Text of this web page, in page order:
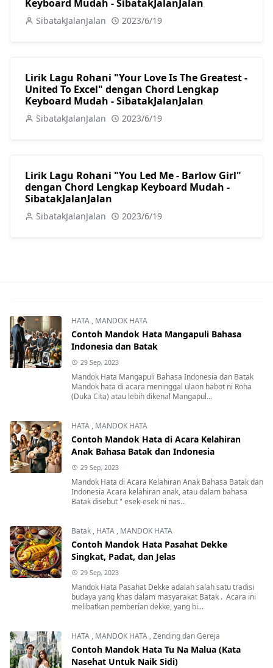
Keyboard Mudah - SibatakJalanJalan
SibatakJalanJalan 2023/6/19
Lirik Lagu Rohani "Your Love Is The Greatest -
United To Excel" dengan Chord Lengkap
Keyboard Mudah - SibatakJalanJalan
SibatakJalanJalan 2023/6/19
Lirik Lagu Rohani "You Led Me - Barlow Girl"
dengan Chord Lengkap Keyboard Mudah -
SibatakJalanJalan
SibatakJalanJalan 2023/6/19
HATA , MANDOK HATA
Contoh Mandok Hata Mangapuli Bahasa
Indonesia dan Batak
29 Sep, 2023
Mandok Hata Mangapuli Bahasa Indonesia dan Batak
Mandok hata di acara meninggal ulaon habot ni Roha
(Duka Cita) atau lebih dikenal Mangapul...
HATA , MANDOK HATA
Contoh Mandok Hata di Acara Kelahiran
Anak Bahasa Batak dan Indonesia
29 Sep, 2023
Mandok Hata di Acara Kelahiran Anak Bahasa Batak dan
Indonesia Acara kelahiran anak, atau dalam bahasa
Batak disebut " esek-esek ni nas...
Batak , HATA , MANDOK HATA
Contoh Mandok Hata Pasahat Dekke
Singkat, Padat, dan Jelas
29 Sep, 2023
Mandok Hata Pasahat Dekke adalah salah satu tradisi
budaya yang khas dalam masyarakat Batak . Acara ini
melibatkan pemberian dekke, yang bi...
HATA , MANDOK HATA ,Zending dan Gereja
Contoh Mandok Hata Tu Na Malua (Kata
Nasehat Untuk Naik Sidi)